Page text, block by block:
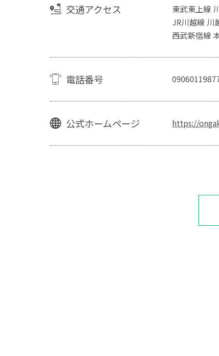
交通アクセス
東武東上線
JR川越線 川
西武新宿線
電話番号
公式ホームページ https://